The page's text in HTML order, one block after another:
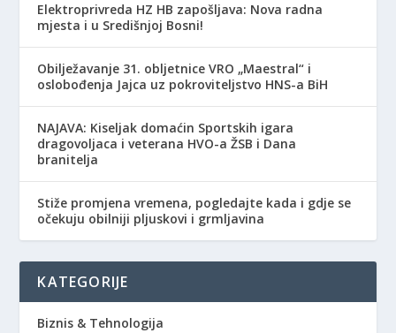
Elektroprivreda HZ HB zapošljava: Nova radna
mjesta i u Središnjoj Bosni!
Obilježavanje 31. obljetnice VRO „Maestral“ i
oslobođenja Jajca uz pokroviteljstvo HNS-a BiH
NAJAVA: Kiseljak domaćin Sportskih igara
dragovoljaca i veterana HVO-a ŽSB i Dana
branitelja
Stiže promjena vremena, pogledajte kada i gdje se
očekuju obilniji pljuskovi i grmljavina
KATEGORIJE
Biznis & Tehnologija